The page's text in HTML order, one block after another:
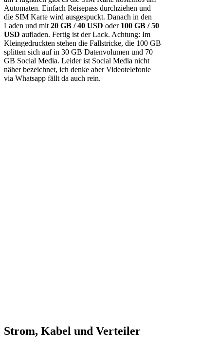
Automaten. Einfach Reisepass durchziehen und
die SIM Karte wird ausgespuckt. Danach in den
Laden und mit20 GB / 40 USD oder 100 GB / 50
USD aufladen. Fertig ist der Lack. Achtung: Im
Kleingedruckten stehen die Fallstricke, die 100 GB
splitten sich auf in 30 GB Datenvolumen und 70
GB Social Media. Leider ist Social Media nicht
näher bezeichnet, ich denke aber Videotelefonie
via Whatsapp fällt da auch rein.
Strom, Kabel und Verteiler